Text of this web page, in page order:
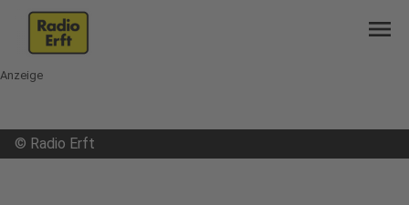
menu
Anzeige
© Radio Erft